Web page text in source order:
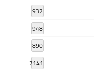
932
948
890
7141